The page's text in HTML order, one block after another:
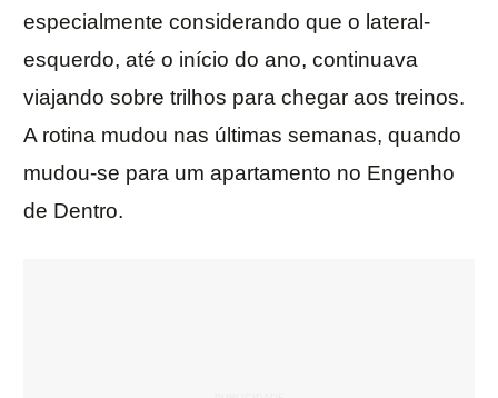
especialmente considerando que o lateral-
esquerdo, até o início do ano, continuava
viajando sobre trilhos para chegar aos treinos.
A rotina mudou nas últimas semanas, quando
mudou-se para um apartamento no Engenho
de Dentro.